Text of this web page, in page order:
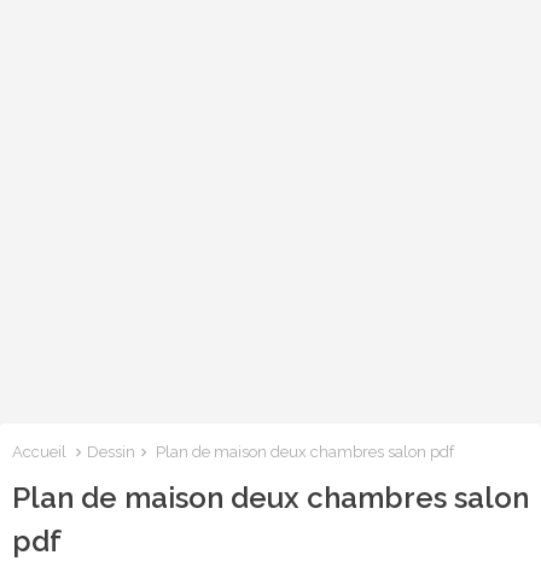
Accueil Dessin Plan de maison deux chambres salon pdf
Plan de maison deux chambres salon
pdf